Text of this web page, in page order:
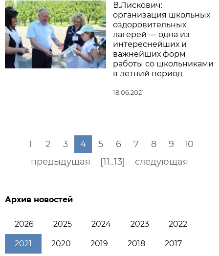
В.Лискович:
организация школьных
оздоровительных
лагерей — одна из
интереснейших и
важнейших форм
работы со школьниками
в летний период
18.06.2021
предыдущая
1 2 3 4 5 6 7 8 9
10
[11..13]
следующая
Архив новостей
2026 2025 2024 2023 2022
2021 2020 2019 2018 2017